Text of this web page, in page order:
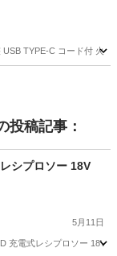
TYPE-C コード付 火
投稿記事：
シプロソー 18V
5月11日
電式レシプロソー 18V